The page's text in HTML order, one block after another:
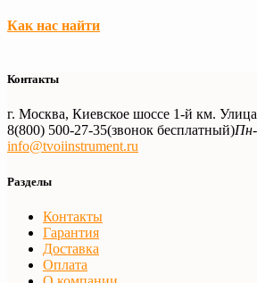
Как нас найти
Контакты
г. Москва, Киевское шоссе 1-й км.
8(800) 500-27-35(звонок бесплатный)
info@tvoiinstrument.ru
Разделы
Контакты
Гарантия
Доставка
Оплата